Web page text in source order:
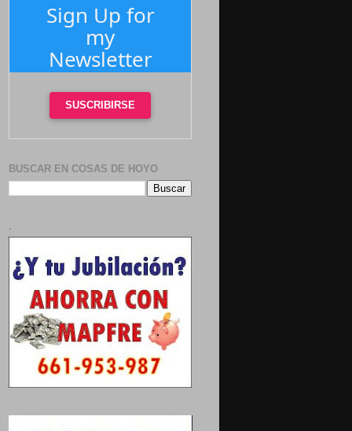
Sign Up for
my
Newsletter
SUSCRIBIRSE
BUSCAR EN COSAS DE HOYO
.